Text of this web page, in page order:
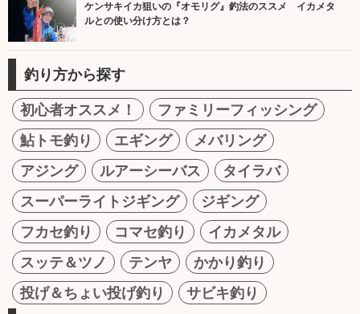
ケンサキイカ狙いの『オモリグ』釣法のススメ イカメタ
ルとの使い分け方とは？
釣り方から探す
初心者オススメ！
ファミリーフィッシング
鮎トモ釣り
エギング
メバリング
アジング
ルアーシーバス
タイラバ
スーパーライトジギング
ジギング
フカセ釣り
コマセ釣り
イカメタル
スッテ＆ツノ
テンヤ
かかり釣り
投げ＆ちょい投げ釣り
サビキ釣り